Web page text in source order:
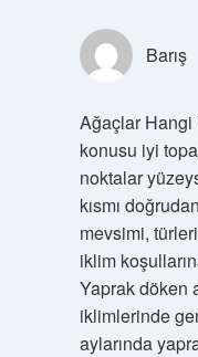
Barış
Ağaçlar Hangi
konusu iyi
noktalar
kısmı
mevsimi,
iklim
Yaprak döken
iklimlerinde
aylarında